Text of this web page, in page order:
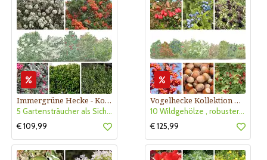
Immergrüne Hecke - Kollektion Nr. 415
5 Gartensträucher als Sichtschutz - sonnig und halbschattig
€ 109,99
Vogelhecke Kollektion Nr. 410
10 Wildgehölze , robuster Sichtschutz, sonnig - halbschattig, Nährgehölz
€ 125,99